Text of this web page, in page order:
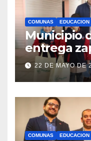
COMUNAS EDUCACION
Municipio
entrega
Royalty
22 DE MAYO DE
COMUNAS EDUCACION